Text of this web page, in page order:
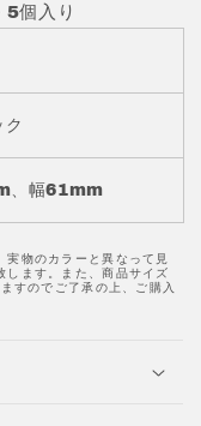
5個入り
ク
、幅61mm
物のカラーと異なって見
します。また、商品サイズ
すのでご了承の上、ご購入